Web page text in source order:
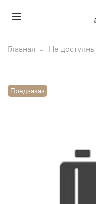
Главная Не доступны
Предзаказ